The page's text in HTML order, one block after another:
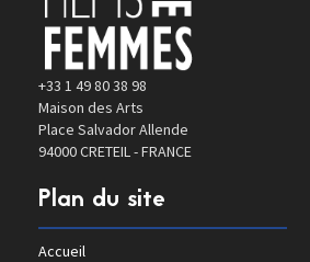
+33 1 49 80 38 98
Maison des Arts
Place Salvador Allende
94000 CRETEIL - FRANCE
Plan du site
Accueil